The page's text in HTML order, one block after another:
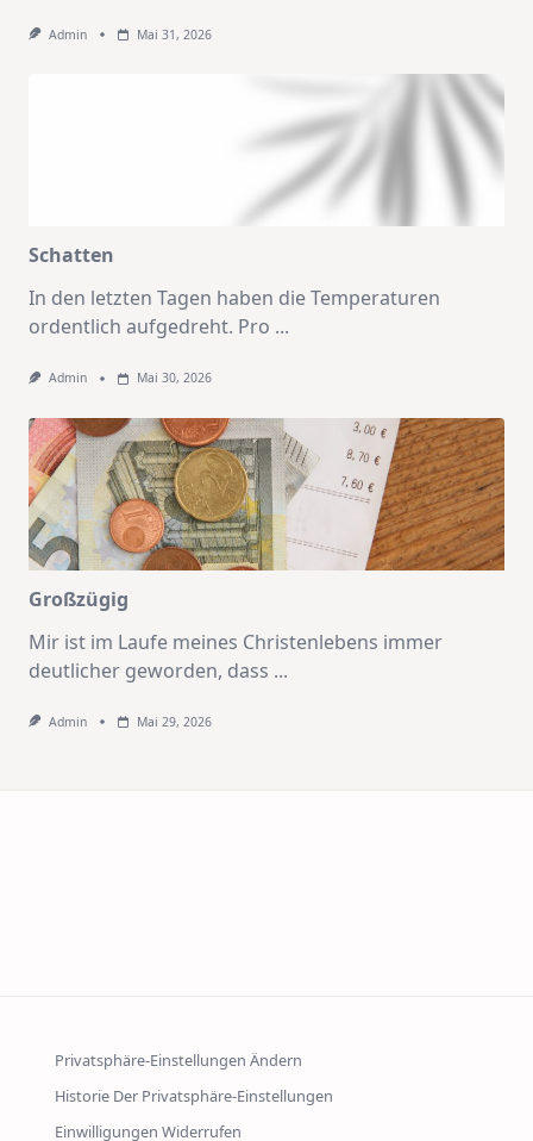
Admin Mai 31, 2026
Schatten
In den letzten Tagen haben die Temperaturen
ordentlich aufgedreht. Pro ...
Admin Mai 30, 2026
Großzügig
Mir ist im Laufe meines Christenlebens immer
deutlicher geworden, dass ...
Admin Mai 29, 2026
Privatsphäre-Einstellungen Ändern
Historie Der Privatsphäre-Einstellungen
Einwilligungen Widerrufen